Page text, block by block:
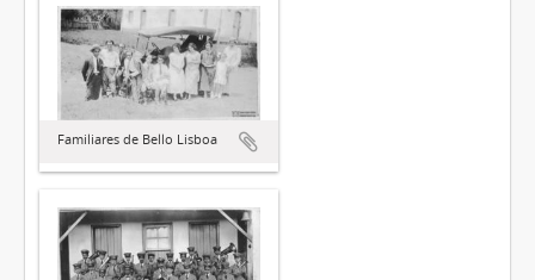
Familiares de Bello Lisboa